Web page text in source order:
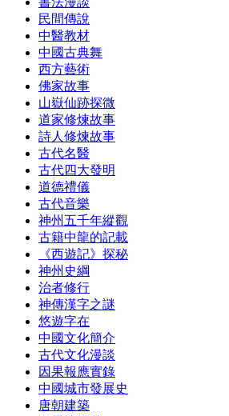
民間傳說
中醫教材
中國古典舞
西方藝術
佛家故事
山嶽仙跡探微
道家修煉故事
詩人修煉故事
古代名醫
古代四大發明
道德禮儀
古代音樂
神州五千年縱觀
古籍中龍的記載
《西遊記》探秘
神州史綱
治者修行
神傳漢字之謎
悠遊字在
中國文化簡介
古代文化漫談
因果報應實錄
中國城市發展史
唐朝建築